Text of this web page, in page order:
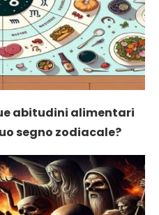
abitudini alimentari
segno zodiacale?